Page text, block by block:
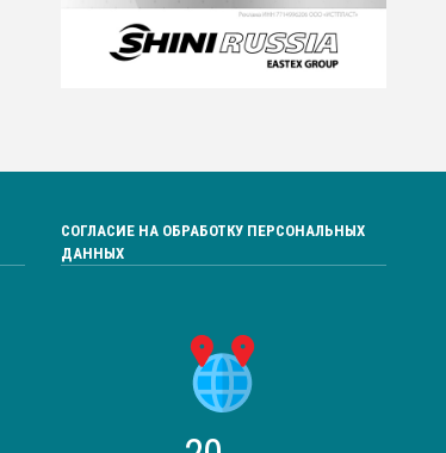
СОГЛАСИЕ НА ОБРАБОТКУ ПЕРСОНАЛЬНЫХ
ДАННЫХ